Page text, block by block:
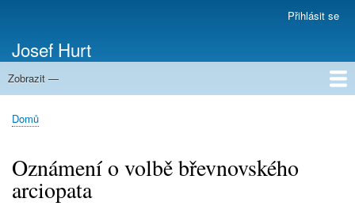
obsahu
uživatelského
účtu
Přihlásit se
Josef Hurt
Zobrazit —
Domů
Drobečková
Domů
Oznámení o volbě břevnovského
arciopata